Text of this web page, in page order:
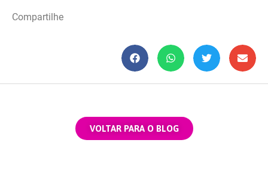
Compartilhe
VOLTAR PARA O BLOG